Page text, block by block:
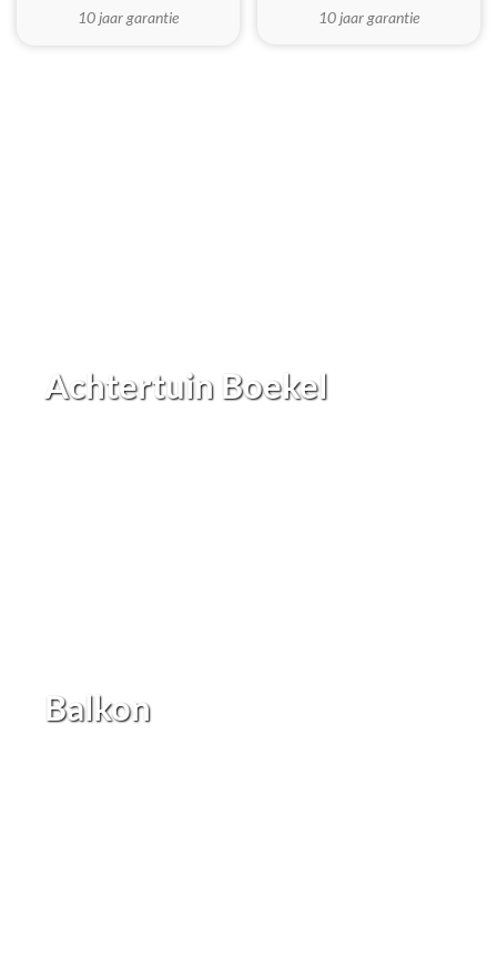
10 jaar garantie
10 jaar garantie
Achtertuin Boekel
Balkon